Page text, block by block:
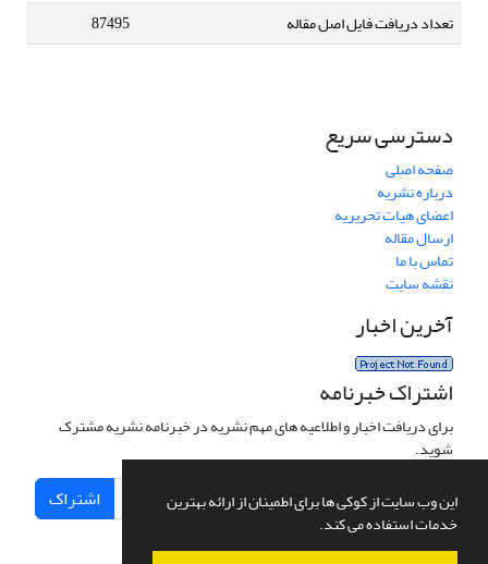
این وب سایت از کوکی ها برای اطمینان از ارائه بهترین
خدمات استفاده می کند.
تعداد دریافت فایل اصل مقاله
87495
دسترسی سریع
صفحه اصلی
درباره نشریه
اعضای هیات تحریریه
ارسال مقاله
تماس با ما
نقشه سایت
آخرین اخبار
اشتراک خبرنامه
برای دریافت اخبار و اطلاعیه های مهم نشریه در خبرنامه نشریه مشترک
شوید.
اشتراک